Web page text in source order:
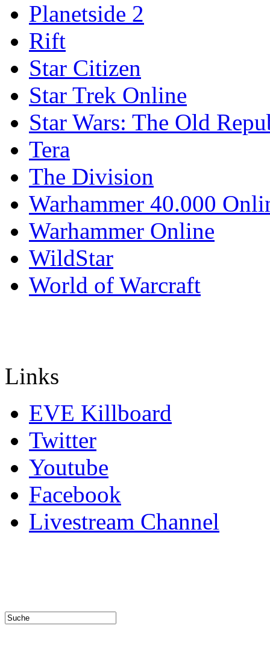
Planetside 2
Rift
Star Citizen
Star Trek Online
Star Wars: The Old
Tera
The Division
Warhammer 40.000
Warhammer Online
WildStar
World of Warcraft
Links
EVE Killboard
Twitter
Youtube
Facebook
Livestream Channel